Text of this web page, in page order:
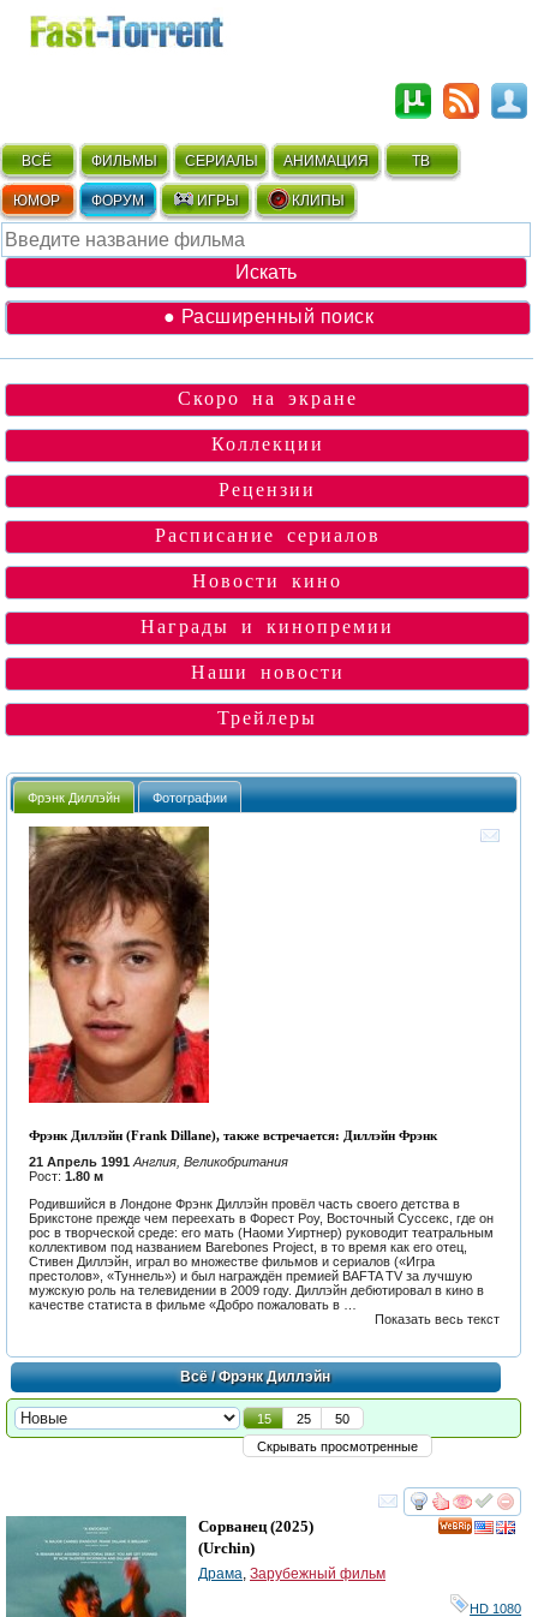
ВСЁ ФИЛЬМЫ СЕРИАЛЫ АНИМАЦИЯ ТВ
ЮМОР ФОРУМ ИГРЫ КЛИПЫ
● Расширенный поиск
Скоро на экране
Коллекции
Рецензии
Расписание сериалов
Новости кино
Награды и кинопремии
Наши новости
Трейлеры
Фрэнк Диллэйн Фотографии
Фрэнк Диллэйн (Frank Dillane), также встречается: Диллэйн Фрэнк
21 Апрель 1991 Англия, Великобритания
Рост: 1.80 м
Родившийся в Лондоне Фрэнк Диллэйн провёл часть своего детства в
Брикстоне прежде чем переехать в Форест Роу, Восточный Суссекс, где он
рос в творческой среде: его мать (Наоми Уиртнер) руководит театральным
коллективом под названием Barebones Project, в то время как его отец,
Стивен Диллэйн, играл во множестве фильмов и сериалов («Игра
престолов», «Туннель») и был награждён премией BAFTA TV за лучшую
мужскую роль на телевидении в 2009 году. Диллэйн дебютировал в кино в
качестве статиста в фильме «Добро пожаловать в …
Показать весь текст
Всё/ Фрэнк Диллэйн
15 25
50
Скрывать просмотренные
смотреть
Сорванец (2025)
(Urchin)
Драма Зарубежный фильм
HD 1080